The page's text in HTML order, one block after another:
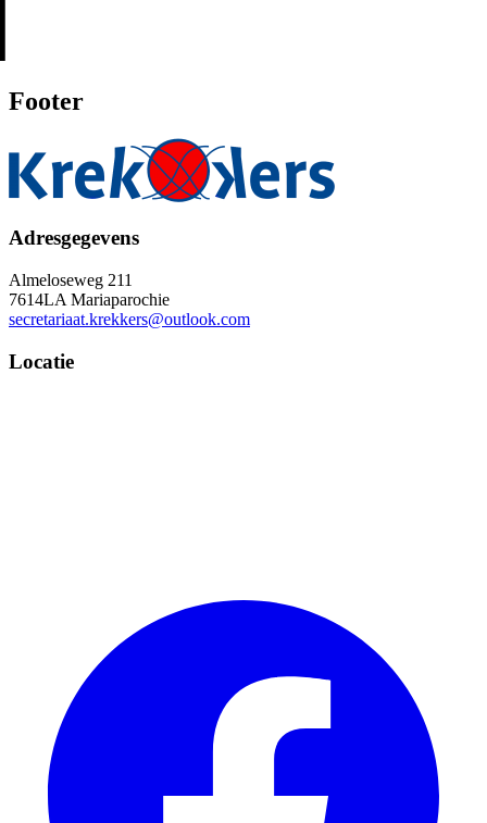
Footer
Adresgegevens
Almeloseweg 211
7614LA Mariaparochie
secretariaat.krekkers@outlook.com
Locatie